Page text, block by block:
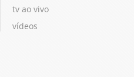
tv ao vivo
vídeos